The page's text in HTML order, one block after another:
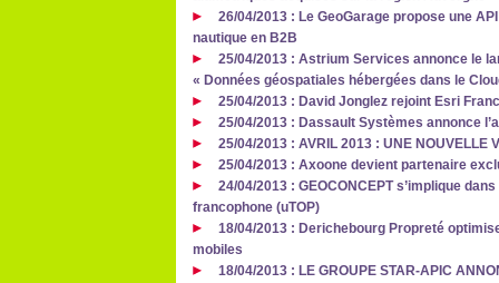
26/04/2013 : Le GeoGarage propose une
nautique en B2B
25/04/2013 : Astrium Services annonce le
« Données géospatiales hébergées dans le
25/04/2013 : David Jonglez rejoint Esri
25/04/2013 : Dassault Systèmes annonce
25/04/2013 : AVRIL 2013 : UNE NOUVELLE
25/04/2013 : Axoone devient partenaire
24/04/2013 : GEOCONCEPT s’implique
francophone (uTOP)
18/04/2013 : Derichebourg Propreté
mobiles
18/04/2013 : LE GROUPE STAR-APIC